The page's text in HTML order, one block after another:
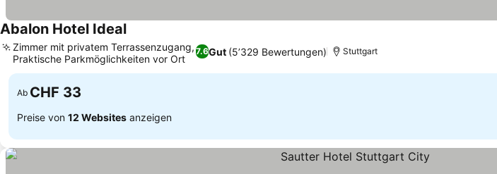
Abalon Hotel IdealPreise sehen
7.6Gut (5’329 Bewertungen)
Zimmer mit privatem Terrassenzugang,
Praktische Parkmöglichkeiten vor Ort
Stuttgart
Ab CHF 33
Preise von 12 Websites anzeigen